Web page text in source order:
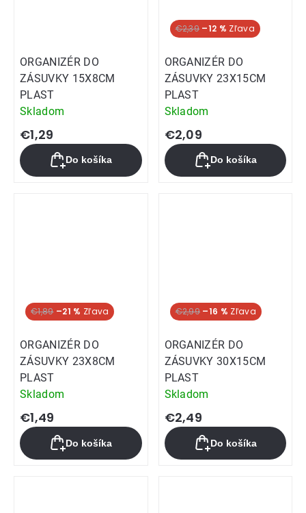
ORGANIZÉR DO
ZÁSUVKY 15X8CM
PLAST
Skladom
€1,29
Do košíka
€2,39 –12 %
ORGANIZÉR DO
ZÁSUVKY 23X15CM
PLAST
Skladom
€2,09
Do košíka
€1,89 –21 %
ORGANIZÉR DO
ZÁSUVKY 23X8CM
PLAST
Skladom
€1,49
Do košíka
€2,99 –16 %
ORGANIZÉR DO
ZÁSUVKY 30X15CM
PLAST
Skladom
€2,49
Do košíka